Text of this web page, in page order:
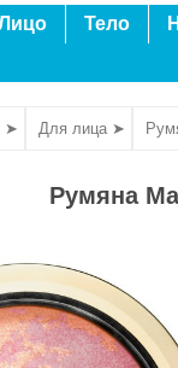
Тело
➤ Для лица ➤
Румяна